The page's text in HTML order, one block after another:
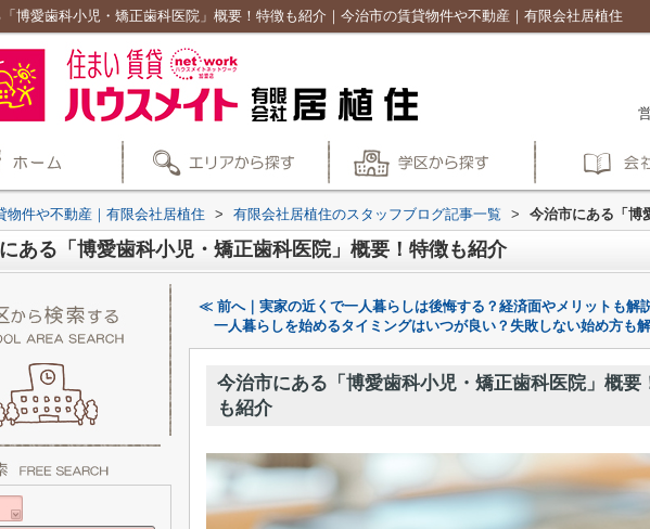
博愛歯科小児・矯正歯科医院」概要！特徴も紹介｜今治市の賃貸物件や不動産｜有限会社居植住
物件や不動産｜有限会社居植住 > 有限会社居植住のスタッフブログ記事一覧 > 今治市にある「博
ある「博愛歯科小児・矯正歯科医院」概要！特徴も紹介
≪ 前へ｜実家の近くで一人暮らしは後悔する？経済面やメリットも解
一人暮らしを始めるタイミングはいつが良い？失敗しない始め方も
今治市にある「博愛歯科小児・矯正歯科医院」概要
も紹介